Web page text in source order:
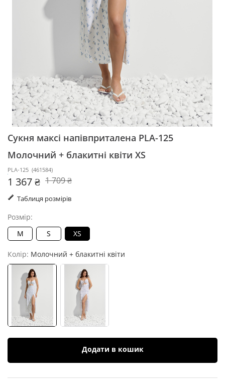
Сукня максі напівприталена PLA-125
Молочний + блакитні квіти XS
PLA-125 (461584)
1 367 ₴ 1 709 ₴
Таблиця розмірів
Розмір:
M
S XS
Колір: Молочний + блакитні квіти
Додати в кошик